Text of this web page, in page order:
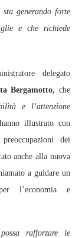
generando forte
e che richiede
delegato
Bergamotto, che
e l’attenzione
illustrato con
dei
anche alla nuova
a guidare un
l’economia e
rafforzare le